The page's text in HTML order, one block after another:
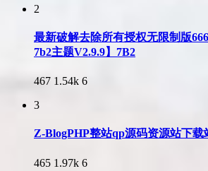
2
最新破解去除所有授权无限制版
7b2主题V2.9.9】7B2
467 1.54k 6
3
Z-BlogPHP整站qp源码资源站下载
465 1.97k 6